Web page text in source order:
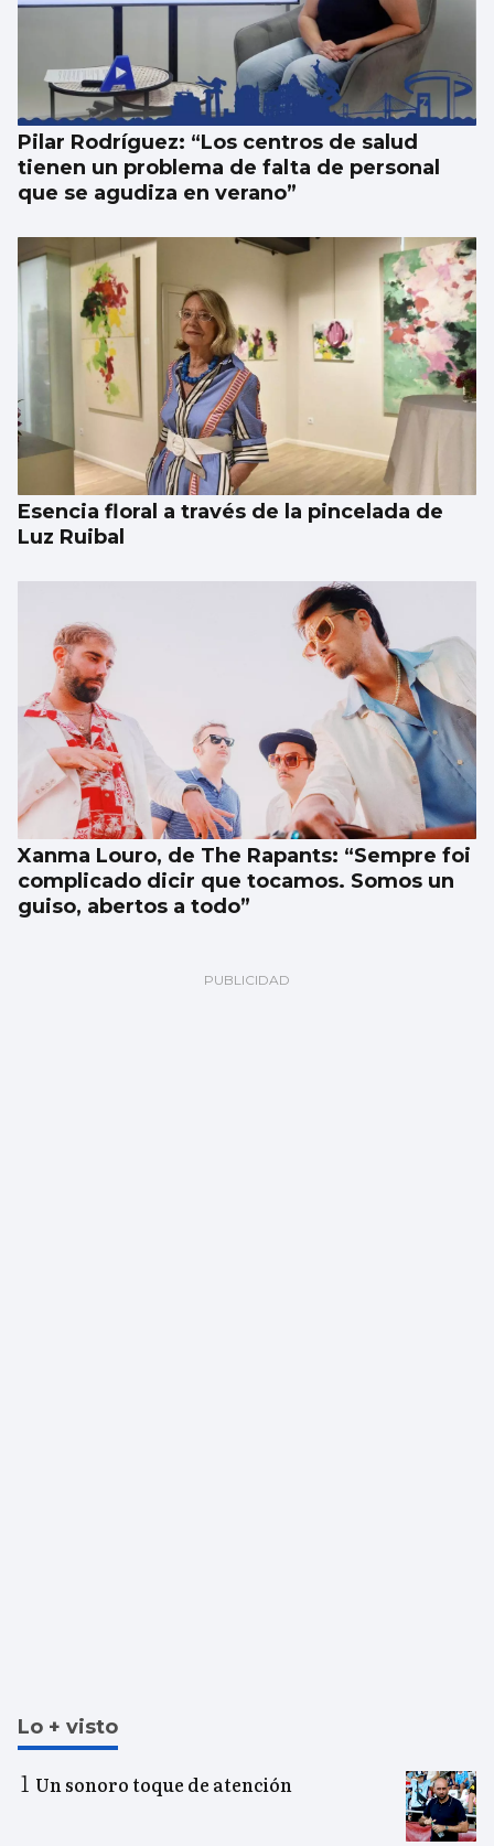
CCOO denuncia que 55.000 trabajadores
gallegos trabajan horas extras cada semana
y cuatro de cada diez no las cobran
Pilar Rodríguez: “Los centros de salud
tienen un problema de falta de personal
que se agudiza en verano”
Esencia floral a través de la pincelada de
Luz Ruibal
Xanma Louro, de The Rapants: “Sempre foi
complicado dicir que tocamos. Somos un
guiso, abertos a todo”
Lo + visto
Un sonoro toque de atención